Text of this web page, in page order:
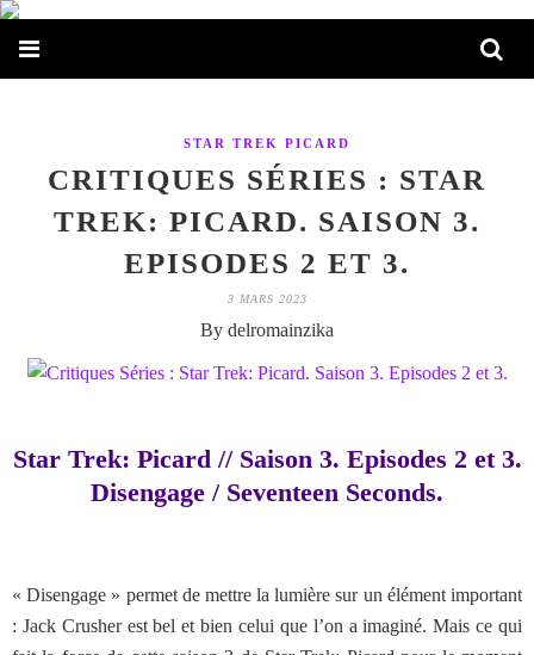
STAR TREK PICARD
CRITIQUES SÉRIES : STAR
TREK: PICARD. SAISON 3.
EPISODES 2 ET 3.
3 MARS 2023
By delromainzika
Star Trek: Picard // Saison 3. Episodes 2 et 3.
Disengage / Seventeen Seconds.
« Disengage » permet de mettre la lumière sur un élément important
: Jack Crusher est bel et bien celui que l’on a imaginé. Mais ce qui